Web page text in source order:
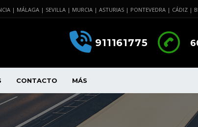
| MÁLAGA | SEVILLA | MURCIA | ASTURIAS | PONTEVEDRA | CÁDIZ |
911161775
CONTACTO MÁS